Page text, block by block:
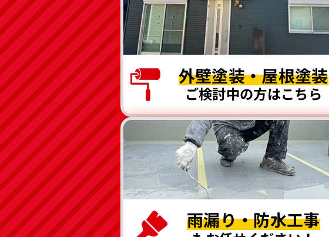
外壁塗装・屋根塗装
ご検討中の方はこちら
雨漏り・防水工事